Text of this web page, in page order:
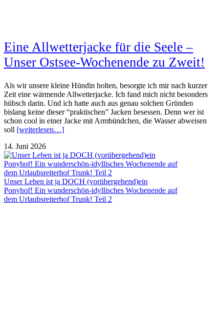
Eine Allwetterjacke für die Seele –
Unser Ostsee-Wochenende zu Zweit!
Als wir unsere kleine Hündin holten, besorgte ich mir nach kurzer
Zeit eine wärmende Allwetterjacke. Ich fand mich nicht besonders
hübsch darin. Und ich hatte auch aus genau solchen Gründen
bislang keine dieser “praktischen” Jacken besessen. Denn wer ist
schon cool in einer Jacke mit Armbündchen, die Wasser abweisen
soll [weiterlesen…]
14. Juni 2026
Unser Leben ist ja DOCH (vorübergehend)ein
Ponyhof! Ein wunderschön-idyllisches Wochenende auf
dem Urlaubsreiterhof Trunk! Teil 2